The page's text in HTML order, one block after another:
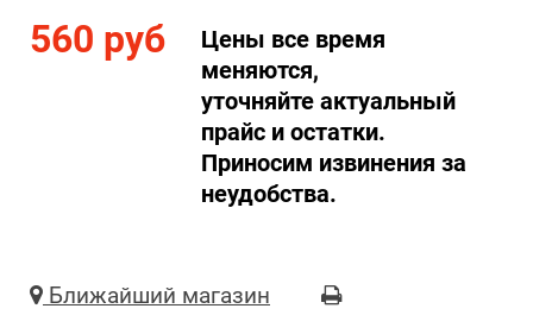
560 руб
Цены все время
меняются,
уточняйте актуальный
прайс и остатки.
Приносим извинения за
неудобства.
Ближайший магазин